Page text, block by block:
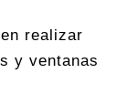
realizar
y ventanas